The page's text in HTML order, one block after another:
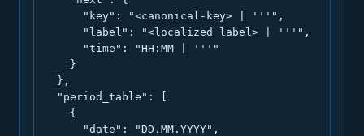
      "key": "<canonical-key> | '''",
      "label": "<localized label> | '''",
      "time": "HH:MM | '''"
    }
  },
  "period_table": [
    {
      "date": "DD.MM.YYYY",